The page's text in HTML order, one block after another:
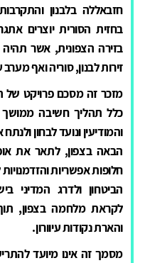
חזבאללה בלבנון
בחזית הסורית יוצרים
בזירה הצפונית, אשר תהיה
זירות לבנון, סוריה ואף
מזכר זה מסכם פרויקט של
כלל תהליך חשיבה
והמודיעין ונועד לבחון
הבאה בצפון, לתאר את
חלופות אפשריות
הביטחון ולדרג המדיני
לקראת מלחמה בצפון,
והארת נקודות עיוורון.
מסמך זה אינו מיועד